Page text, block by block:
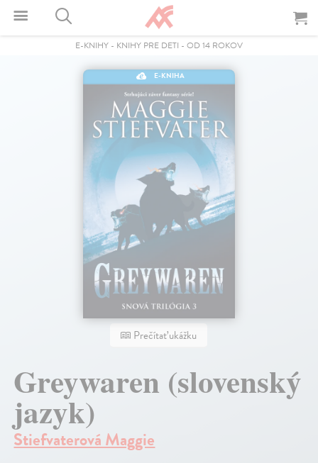
E-KNIHY - KNIHY PRE DETI - OD 14 ROKOV
E-KNIHA
Prečítať ukážku
Greywaren (slovenský
jazyk)
Stiefvaterová Maggie